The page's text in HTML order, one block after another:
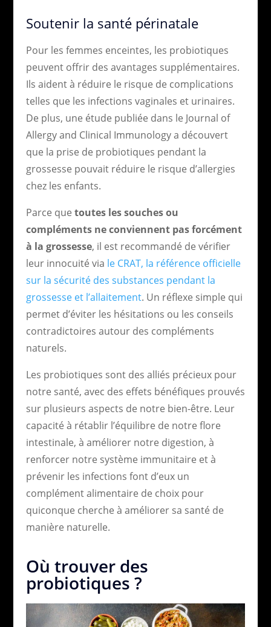
Soutenir la santé périnatale
Pour les femmes enceintes, les probiotiques
peuvent offrir des avantages supplémentaires.
Ils aident à réduire le risque de complications
telles que les infections vaginales et urinaires.
De plus, une étude publiée dans le Journal of
Allergy and Clinical Immunology a découvert
que la prise de probiotiques pendant la
grossesse pouvait réduire le risque d’allergies
chez les enfants.
Parce que toutes les souches ou
compléments ne conviennent pas forcément
à la grossesse, il est recommandé de vérifier
leur innocuité via le CRAT, la référence officielle
sur la sécurité des substances pendant la
grossesse et l’allaitement. Un réflexe simple qui
permet d’éviter les hésitations ou les conseils
contradictoires autour des compléments
naturels.
Les probiotiques sont des alliés précieux pour
notre santé, avec des effets bénéfiques prouvés
sur plusieurs aspects de notre bien-être. Leur
capacité à rétablir l’équilibre de notre flore
intestinale, à améliorer notre digestion, à
renforcer notre système immunitaire et à
prévenir les infections font d’eux un
complément alimentaire de choix pour
quiconque cherche à améliorer sa santé de
manière naturelle.
Où trouver des
probiotiques ?